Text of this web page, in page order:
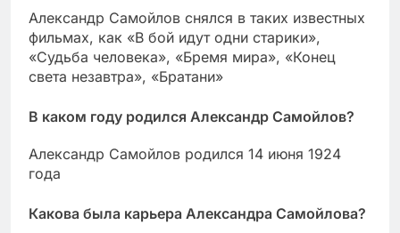
Александр Самойлов снялся в таких известных
фильмах, как «В бой идут одни старики»,
«Судьба человека», «Бремя мира», «Конец
света незавтра», «Братани»
В каком году родился Александр Самойлов?
Александр Самойлов родился 14 июня 1924
года
Какова была карьера Александра Самойлова?